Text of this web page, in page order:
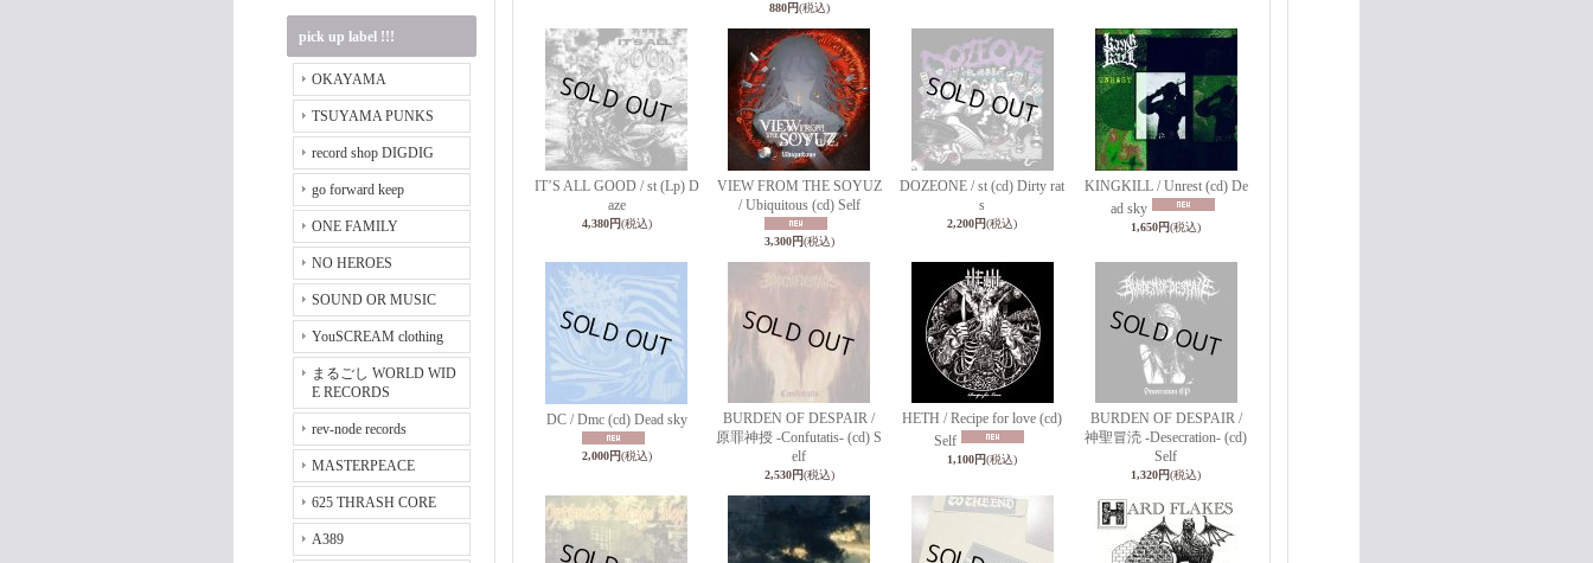
pick up label !!!
OKAYAMA
TSUYAMA PUNKS
record shop DIGDIG
go forward keep
ONE FAMILY
NO HEROES
SOUND OR MUSIC
YouSCREAM clothing
まるごし WORLD WID
E RECORDS
rev-node records
MASTERPEACE
625 THRASH CORE
A389
880円(税込)
ITʼS ALL GOOD / st (Lp) D
aze
4,380円(税込)
VIEW FROM THE SOYUZ
/ Ubiquitous (cd) Self
3,300円(税込)
DOZEONE / st (cd) Dirty rat
s
2,200円(税込)
KINGKILL / Unrest (cd) De
ad sky
1,650円(税込)
DC / Dmc (cd) Dead sky
2,000円(税込)
BURDEN OF DESPAIR /
原罪神授 -Confutatis- (cd) S
elf
2,530円(税込)
HETH / Recipe for love (cd)
Self
1,100円(税込)
BURDEN OF DESPAIR /
神聖冒涜 -Desecration- (cd)
Self
1,320円(税込)